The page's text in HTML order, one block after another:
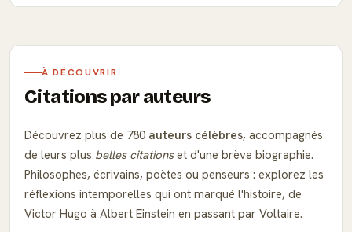
À DÉCOUVRIR
Citations par auteurs
Découvrez plus de 780 auteurs célèbres, accompagnés
de leurs plus belles citationset d'une brève biographie.
Philosophes, écrivains, poètes ou penseurs : explorez les
réflexions intemporelles qui ont marqué l'histoire, de
Victor Hugo à Albert Einstein en passant par Voltaire.